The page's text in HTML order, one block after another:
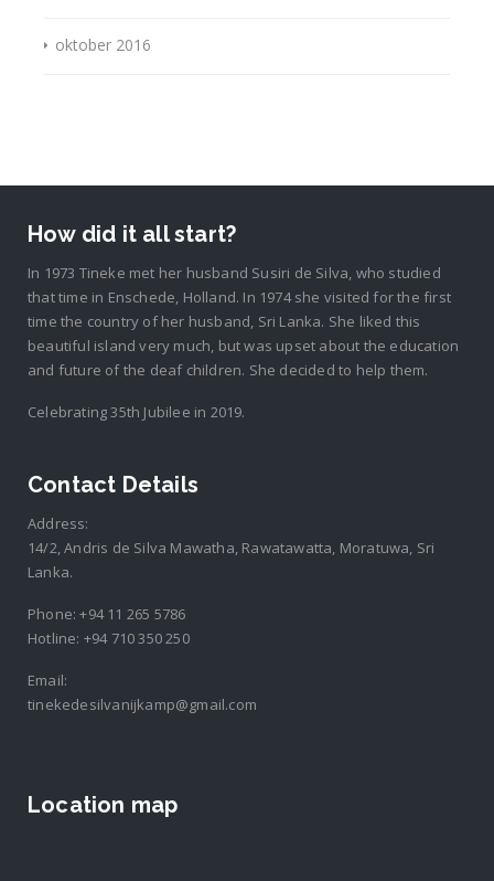
oktober 2016
How did it all start?
In 1973 Tineke met her husband Susiri de Silva, who studied
that time in Enschede, Holland. In 1974 she visited for the first
time the country of her husband, Sri Lanka. She liked this
beautiful island very much, but was upset about the education
and future of the deaf children. She decided to help them.
Celebrating 35th Jubilee in 2019.
Contact Details
Address:
14/2, Andris de Silva Mawatha, Rawatawatta, Moratuwa, Sri
Lanka.
Phone:+94 11 265 5786
Hotline: +94 710 350 250
Email:
tinekedesilvanijkamp@gmail.com
Location map